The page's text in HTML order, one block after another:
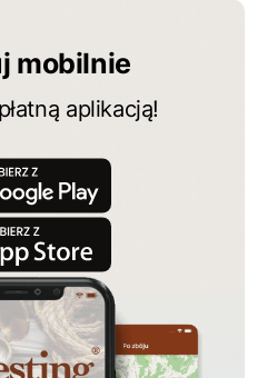
mobilnie
aplikacją!